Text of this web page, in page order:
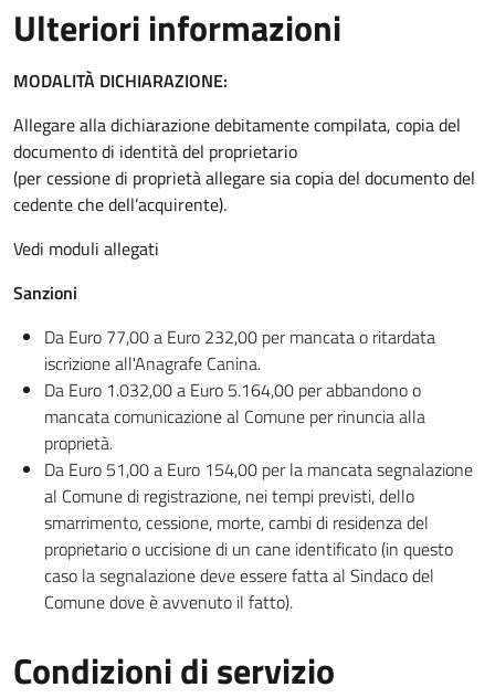
Ulteriori informazioni
MODALITÀ DICHIARAZIONE:
Allegare alla dichiarazione debitamente compilata, copia del
documento di identità del proprietario
(per cessione di proprietà allegare sia copia del documento del
cedente che dell’acquirente).
Vedi moduli allegati
Sanzioni
Da Euro 77,00 a Euro 232,00 per mancata o ritardata
iscrizione all'Anagrafe Canina.
Da Euro 1.032,00 a Euro 5.164,00 per abbandono o
mancata comunicazione al Comune per rinuncia alla
proprietà.
Da Euro 51,00 a Euro 154,00 per la mancata segnalazione
al Comune di registrazione, nei tempi previsti, dello
smarrimento, cessione, morte, cambi di residenza del
proprietario o uccisione di un cane identificato (in questo
caso la segnalazione deve essere fatta al Sindaco del
Comune dove è avvenuto il fatto).
Condizioni di servizio